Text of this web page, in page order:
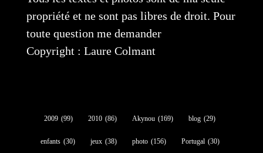
propriété et ne sont pas libres de droit. Pour
toute question me demander
Copyright : Laure Colmant
2009 (99) 2010 (86) Akynou (169) blog (29)
enfants (30) jeux (38) photo (156) Portugal (30)